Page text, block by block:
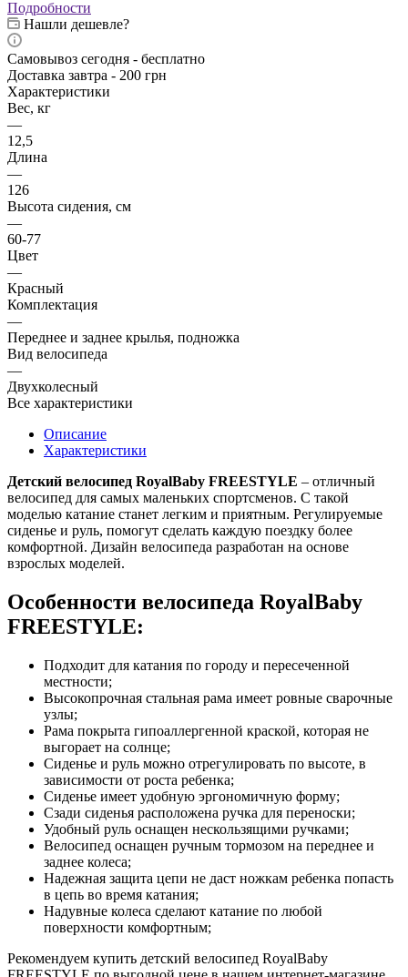
Подробности
Нашли дешевле?
Самовывоз сегодня - бесплатно
Доставка завтра - 200 грн
Характеристики
Вес, кг
—
12,5
Длина
—
126
Высота сидения, см
—
60-77
Цвет
—
Красный
Комплектация
—
Переднее и заднее крылья, подножка
Вид велосипеда
—
Двухколесный
Все характеристики
Описание
Характеристики
Детский велосипед RoyalBaby FREESTYLE – отличный
велосипед для самых маленьких спортсменов. С такой
моделью катание станет легким и приятным. Регулируемые
сиденье и руль, помогут сделать каждую поездку более
комфортной. Дизайн велосипеда разработан на основе
взрослых моделей.
Особенности велосипеда RoyalBaby
FREESTYLE:
Подходит для катания по городу и пересеченной
местности;
Высокопрочная стальная рама имеет ровные сварочные
узлы;
Рама покрыта гипоаллергенной краской, которая не
выгорает на солнце;
Сиденье и руль можно отрегулировать по высоте, в
зависимости от роста ребенка;
Сиденье имеет удобную эргономичную форму;
Сзади сиденья расположена ручка для переноски;
Удобный руль оснащен нескользящими ручками;
Велосипед оснащен ручным тормозом на переднее и
заднее колеса;
Надежная защита цепи не даст ножкам ребенка попасть
в цепь во время катания;
Надувные колеса сделают катание по любой
поверхности комфортным;
Рекомендуем купить детский велосипед RoyalBaby